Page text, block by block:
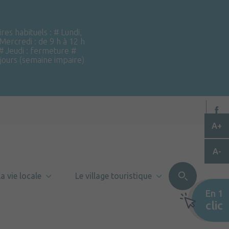
habituels : # Lundi,
: de 9 h à 12 h
Jeudi : fermeture #
(semaine impaire)
vie locale Le village touristique
A+
A-
En 1
clic